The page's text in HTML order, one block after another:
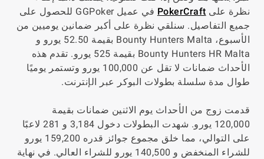
نظرة على PokerCraft
في عميل GGPoker للحصول على
جميع التفاصيل. سنلقي نظرة على أكبر ضمانين يوميين من
الأسبوع، Bounty Hunters Malta بقيمة 52.50 يورو و
Bounty Hunters HR Malta بقيمة 525 يورو. تقدم هذه
الأحداث ضمانات لا تقل عن 100,000 يورو وتستمر يوميًا
طوال مدة سلسلة بطولات البوكر عبر الإنترنت.
قدمت زوج من الأحداث يوم الاثنين ضمانات بقيمة
120,000 يورو. شهدت البطولات دخول 3,184 و 281 لاعبًا
على التوالي، مما خلق مجموع جوائز قدره 159,200 يورو
للشراء المنخفض و 140,500 يورو للشراء العالي. في نهاية